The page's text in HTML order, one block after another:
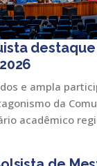
e ampla
da
acadêmico